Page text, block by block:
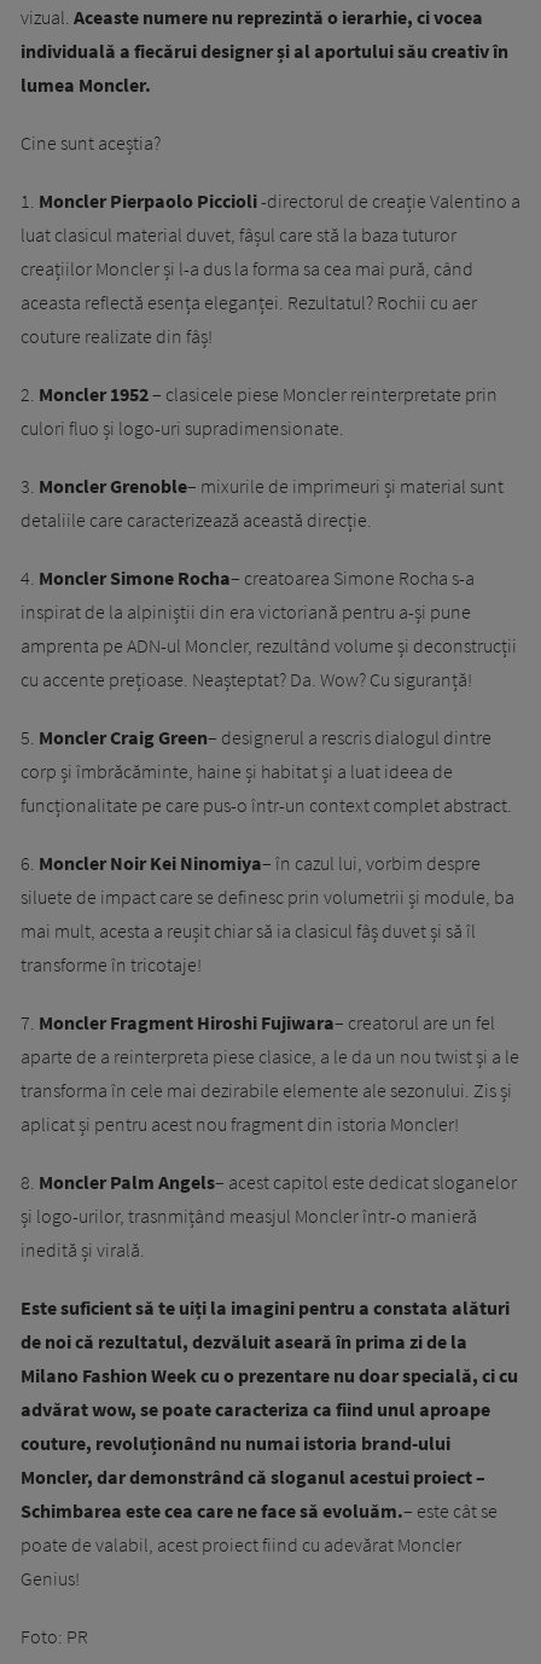
vizual. Aceaste numere nu reprezintă o ierarhie, ci vocea
individuală a fiecărui designer și al aportului său creativ în
lumea Moncler.
Cine sunt aceștia?
1. Moncler Pierpaolo Piccioli-directorul de creație Valentino a
luat clasicul material duvet, fâșul care stă la baza tuturor
creațiilor Moncler și l-a dus la forma sa cea mai pură, când
aceasta reflectă esența eleganței. Rezultatul? Rochii cu aer
couture realizate din fâș!
2. Moncler 1952– clasicele piese Moncler reinterpretate prin
culori fluo și logo-uri supradimensionate.
3. Moncler Grenoble– mixurile de imprimeuri și material sunt
detaliile care caracterizează această direcție.
4. Moncler Simone Rocha– creatoarea Simone Rocha s-a
inspirat de la alpiniștii din era victoriană pentru a-și pune
amprenta pe ADN-ul Moncler, rezultând volume și deconstrucții
cu accente prețioase. Neașteptat? Da. Wow? Cu siguranță!
5. Moncler Craig Green– designerul a rescris dialogul dintre
corp și îmbrăcăminte, haine și habitat și a luat ideea de
funcționalitate pe care pus-o într-un context complet abstract.
6. Moncler Noir Kei Ninomiya– în cazul lui, vorbim despre
siluete de impact care se definesc prin volumetrii și module, ba
mai mult, acesta a reușit chiar să ia clasicul fâș duvet și să îl
transforme în tricotaje!
7. Moncler Fragment Hiroshi Fujiwara– creatorul are un fel
aparte de a reinterpreta piese clasice, a le da un nou twist și a le
transforma în cele mai dezirabile elemente ale sezonului. Zis și
aplicat și pentru acest nou fragment din istoria Moncler!
8. Moncler Palm Angels– acest capitol este dedicat sloganelor
și logo-urilor, trasnmițând measjul Moncler într-o manieră
inedită și virală.
Este suficient să te uiți la imagini pentru a constata alături
de noi că rezultatul, dezvăluit aseară în prima zi de la
Milano Fashion Week cu o prezentare nu doar specială, ci cu
advărat wow, se poate caracteriza ca fiind unul aproape
couture, revoluționând nu numai istoria brand-ului
Moncler, dar demonstrând că sloganul acestui proiect –
Schimbarea este cea care ne face să evoluăm.– este cât se
poate de valabil, acest proiect fiind cu adevărat Moncler
Genius!
Foto: PR